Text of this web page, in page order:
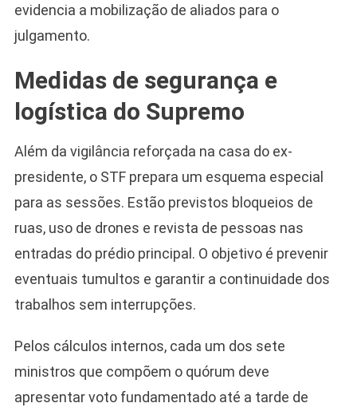
evidencia a mobilização de aliados para o
julgamento.
Medidas de segurança e
logística do Supremo
Além da vigilância reforçada na casa do ex-
presidente, o STF prepara um esquema especial
para as sessões. Estão previstos bloqueios de
ruas, uso de drones e revista de pessoas nas
entradas do prédio principal. O objetivo é prevenir
eventuais tumultos e garantir a continuidade dos
trabalhos sem interrupções.
Pelos cálculos internos, cada um dos sete
ministros que compõem o quórum deve
apresentar voto fundamentado até a tarde de